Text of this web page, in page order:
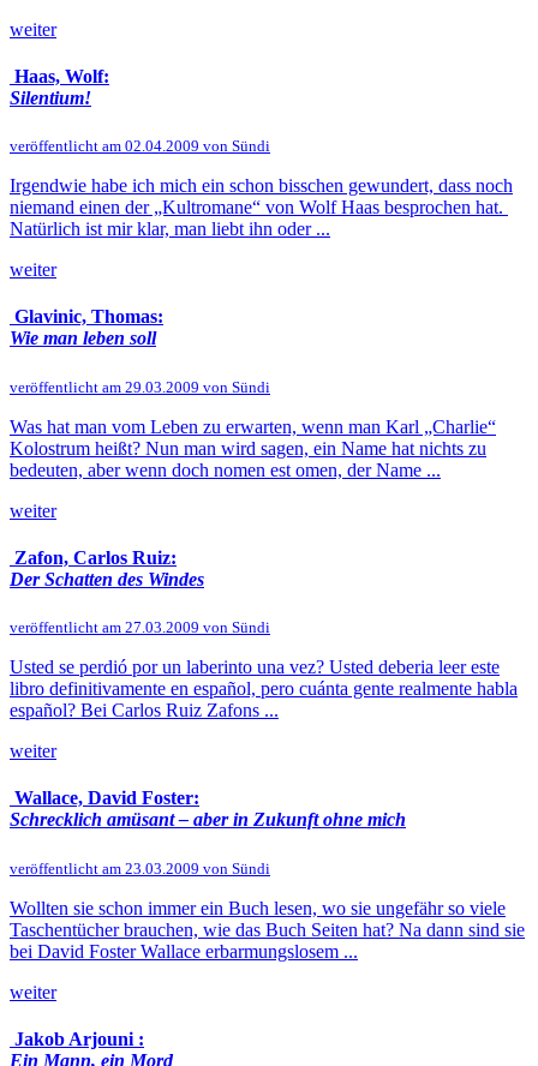
weiter
Haas, Wolf:
Silentium!
veröffentlicht am 02.04.2009 von Sündi
Irgendwie habe ich mich ein schon bisschen gewundert, dass noch
niemand einen der „Kultromane“ von Wolf Haas besprochen hat.
Natürlich ist mir klar, man liebt ihn oder ...
weiter
Glavinic, Thomas:
Wie man leben soll
veröffentlicht am 29.03.2009 von Sündi
Was hat man vom Leben zu erwarten, wenn man Karl „Charlie“
Kolostrum heißt? Nun man wird sagen, ein Name hat nichts zu
bedeuten, aber wenn doch nomen est omen, der Name ...
weiter
Zafon, Carlos Ruiz:
Der Schatten des Windes
veröffentlicht am 27.03.2009 von Sündi
Usted se perdió por un laberinto una vez? Usted deberia leer este
libro definitivamente en español, pero cuánta gente realmente habla
español? Bei Carlos Ruiz Zafons ...
weiter
Wallace, David Foster:
Schrecklich amüsant – aber in Zukunft ohne mich
veröffentlicht am 23.03.2009 von Sündi
Wollten sie schon immer ein Buch lesen, wo sie ungefähr so viele
Taschentücher brauchen, wie das Buch Seiten hat? Na dann sind sie
bei David Foster Wallace erbarmungslosem ...
weiter
Jakob Arjouni :
Ein Mann, ein Mord